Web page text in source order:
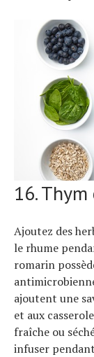
16.
Ajoutez des
le rhume
romarin
ajoutent une
et aux
fraîche ou
infuser